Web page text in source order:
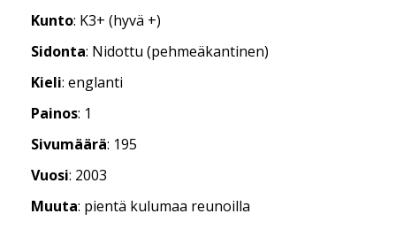
Kunto: K3+ (hyvä +)
Sidonta: Nidottu (pehmeäkantinen)
Kieli: englanti
Painos: 1
Sivumäärä: 195
Vuosi: 2003
Muuta: pientä kulumaa reunoilla